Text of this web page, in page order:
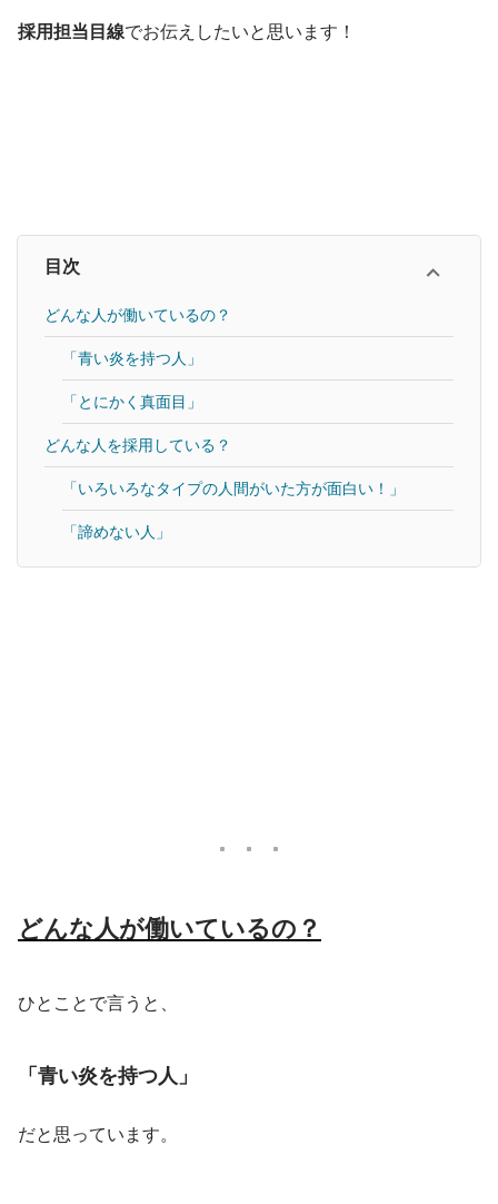
採用担当目線でお伝えしたいと思います！
目次
どんな人が働いているの？
「青い炎を持つ人」
「とにかく真面目」
どんな人を採用している？
「いろいろなタイプの人間がいた方が面白い！」
「諦めない人」
どんな人が働いているの？
ひとことで言うと、
「青い炎を持つ人」
だと思っています。